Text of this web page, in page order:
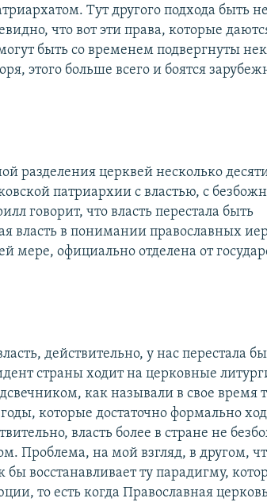
Тут другого подхода быть
что вот эти права, которые
быть со временем подвергнуты
этого больше всего и боятся
разделения церквей несколько
патриархии с властью, с
говорит, что власть перестала быть
власть в понимании православных
мере, официально отделена от
действительно, у нас перестала
страны ходит на церковные
как называли в свое время
которые достаточно формально
власть более в стране не
Проблема, на мой взгляд, в другом,
бы восстанавливает ту парадигму,
то есть когда Православная